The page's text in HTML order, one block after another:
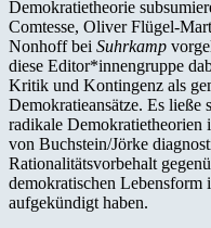
Demokratietheorie
Comtesse, Oliver Flügel-
Nonhoff bei Suhrkamp
diese Editor*innengruppe
Kritik und Kontingenz als
Demokratieansätze. Es ließe
radikale Demokratietheorien
von Buchstein/Jörke
Rationalitätsvorbehalt
demokratischen
aufgekündigt haben.